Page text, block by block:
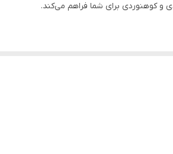
و کوهنوردی برای شما فراهم می‌کند.